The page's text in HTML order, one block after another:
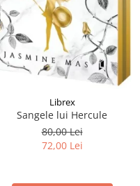
Librex
Sangele lui Hercule
80,00 Lei
72,00 Lei